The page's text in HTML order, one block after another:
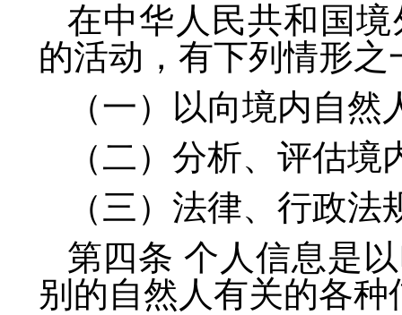
在中华人民共和国
的活动，有下列情形
（一）以向境内自
（二）分析、评估
（三）法律、行政
第四条 个人信息是
别的自然人有关的各